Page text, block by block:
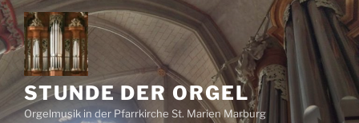
Zum
Inhalt
springen
STUNDE DER ORGEL
Orgelmusik in der Pfarrkirche St. Marien Marburg